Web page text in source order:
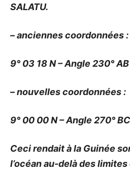
SALATU.
– anciennes coordonnées :
9° 03 18 N – Angle 230° AB
– nouvelles coordonnées :
9° 00 00 N – Angle 270° BC
Ceci rendait à la Guinée
l’océan au-delà des